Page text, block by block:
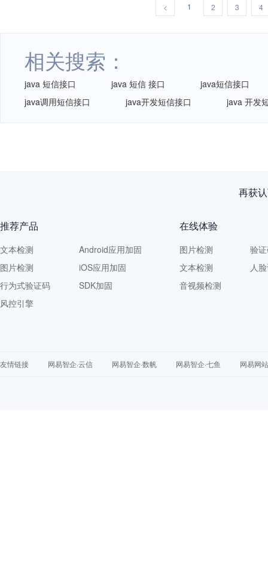
< 1 2 3 4
相关搜索：
java 短信接口 java 短信 接口
java短信接口
java调用短信接口
java开发短信接口 java 开发
再获
推荐产品
文本检测
图片检测
行为式验证码
风控引擎
Android应用加固
iOS应用加固
SDK加固
在线体验
图片检测
文本检测
音视频检测
验
人
友情链接 网易智企·云信 网易智企·数帆 网易智企·七鱼 网易网